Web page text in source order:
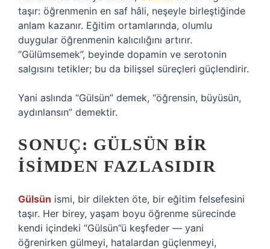
taşır: öğrenmenin en saf hâli, neşeyle birleştiğinde
anlam kazanır. Eğitim ortamlarında, olumlu
duygular öğrenmenin kalıcılığını artırır.
“Gülümsemek”, beyinde dopamin ve serotonin
salgısını tetikler; bu da bilişsel süreçleri güçlendirir.
Yani aslında “Gülsün” demek, “öğrensin, büyüsün,
aydınlansın” demektir.
SONUÇ: GÜLSÜN BIR
İSIMDEN FAZLASIDIR
Gülsün ismi, bir dilekten öte, bir eğitim felsefesini
taşır. Her birey, yaşam boyu öğrenme sürecinde
kendi içindeki “Gülsün”ü keşfeder — yani
öğrenirken gülmeyi, hatalardan güçlenmeyi,